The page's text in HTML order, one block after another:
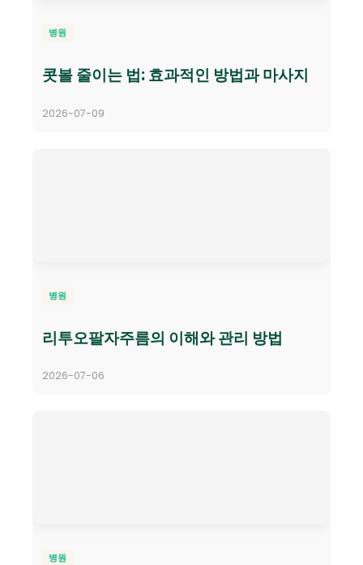
병원
콧볼 줄이는 법: 효과적인 방법과 마사지
2026-07-09
병원
리투오팔자주름의 이해와 관리 방법
2026-07-06
병원